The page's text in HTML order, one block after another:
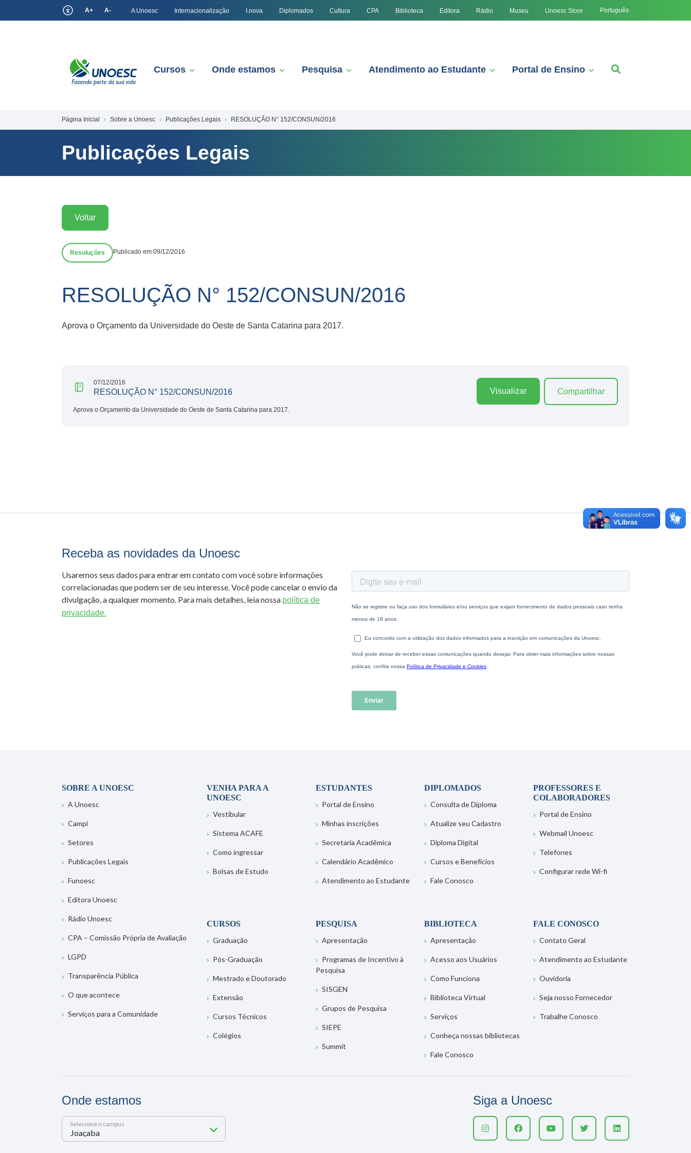
A+ A- A Unoesc Internacionalização I.nova Diplomados Cultura CPA Biblioteca Editora Rádio Museu Unoesc Store Português
Cursos Onde estamos Pesquisa Atendimento ao Estudante Portal de Ensino
Página Inicial Sobre a Unoesc Publicações Legais RESOLUÇÃO N° 152/CONSUN/2016
Publicações Legais
Voltar
Resoluções Publicado em 09/12/2016
RESOLUÇÃO N° 152/CONSUN/2016
Aprova o Orçamento da Universidade do Oeste de Santa Catarina para 2017.
07/12/2016
RESOLUÇÃO N° 152/CONSUN/2016
Aprova o Orçamento da Universidade do Oeste de Santa Catarina para 2017.
Visualizar Compartilhar
Receba as novidades da Unoesc
Usaremos seus dados para entrar em contato com você sobre informações
correlacionadas que podem ser de seu interesse. Você pode cancelar o envio da
divulgação, a qualquer momento. Para mais detalhes, leia nossa política de
privacidade.
SOBRE A UNOESC
A Unoesc
Campi
Setores
Publicações Legais
Funoesc
Editora Unoesc
Rádio Unoesc
CPA – Comissão Própria de Avaliação
LGPD
Transparência Pública
O que acontece
Serviços para a Comunidade
VENHA PARA A
UNOESC
Vestibular
Sistema ACAFE
Como ingressar
Bolsas de Estudo
ESTUDANTES
Portal de Ensino
Minhas inscrições
Secretaria Acadêmica
Calendário Acadêmico
Atendimento ao Estudante
DIPLOMADOS
Consulta de Diploma
Atualize seu Cadastro
Diploma Digital
Cursos e Benefícios
Fale Conosco
PROFESSORES E
COLABORADORES
Portal de Ensino
Webmail Unoesc
Telefones
Configurar rede Wi-fi
CURSOS
Graduação
Pós-Graduação
Mestrado e Doutorado
Extensão
Cursos Técnicos
Colégios
PESQUISA
Apresentação
Programas de Incentivo à
Pesquisa
SISGEN
Grupos de Pesquisa
SIEPE
Summit
BIBLIOTECA
Apresentação
Acesso aos Usuários
Como Funciona
Biblioteca Virtual
Serviços
Conheça nossas bibliotecas
Fale Conosco
FALE CONOSCO
Contato Geral
Atendimento ao Estudante
Ouvidoria
Seja nosso Fornecedor
Trabalhe Conosco
Onde estamos
Selecione o campus
Siga a Unoesc